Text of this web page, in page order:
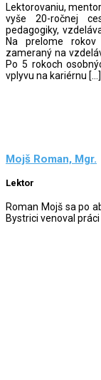
Lektorovaniu,
vyše 20-ročnej
pedagogiky,
Na prelome rokov
zameraný na
Po 5 rokoch
vplyvu na kariérnu […]
Mojš Roman, Mgr.
Lektor
Roman Mojš sa po
Bystrici venoval